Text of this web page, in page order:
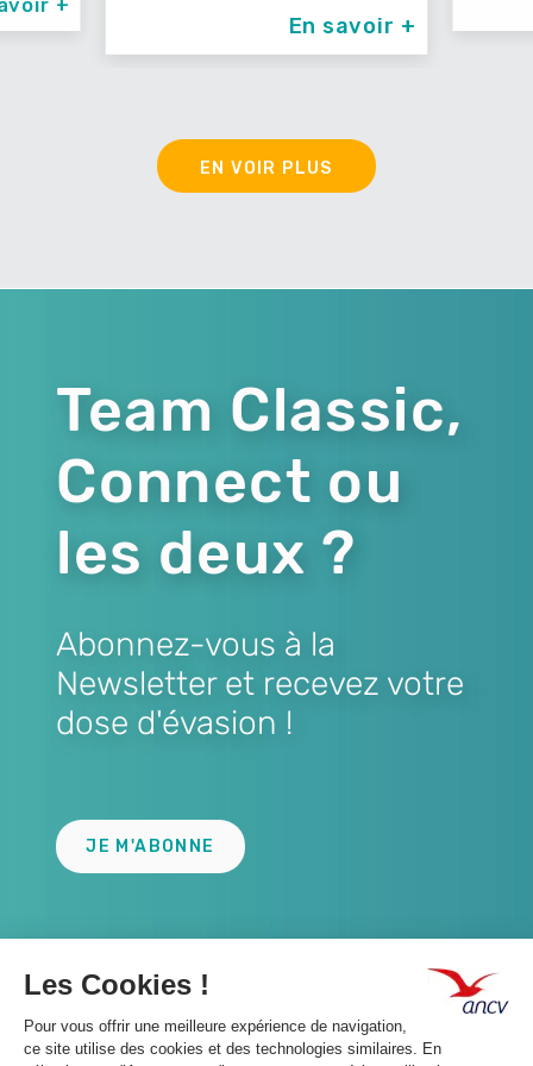
En savoir
EN VOIR PLUS
Team Classic,
Connect ou
les deux ?
Abonnez-vous à la
Newsletter et recevez votre
dose d'évasion !
JE M'ABONNE